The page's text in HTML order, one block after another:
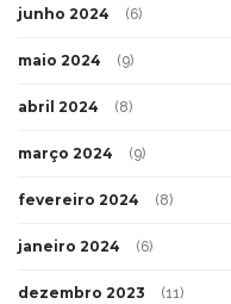
junho 2024 (6)
maio 2024 (9)
abril 2024 (8)
março 2024 (9)
fevereiro 2024 (8)
janeiro 2024 (6)
dezembro 2023 (11)